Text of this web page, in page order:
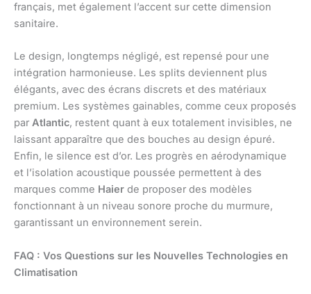
français, met également l’accent sur cette dimension
sanitaire.
Le design, longtemps négligé, est repensé pour une
intégration harmonieuse. Les splits deviennent plus
élégants, avec des écrans discrets et des matériaux
premium. Les systèmes gainables, comme ceux proposés
par Atlantic, restent quant à eux totalement invisibles, ne
laissant apparaître que des bouches au design épuré.
Enfin, le silence est d’or. Les progrès en aérodynamique
et l’isolation acoustique poussée permettent à des
marques comme Haier de proposer des modèles
fonctionnant à un niveau sonore proche du murmure,
garantissant un environnement serein.
FAQ : Vos Questions sur les Nouvelles Technologies en
Climatisation